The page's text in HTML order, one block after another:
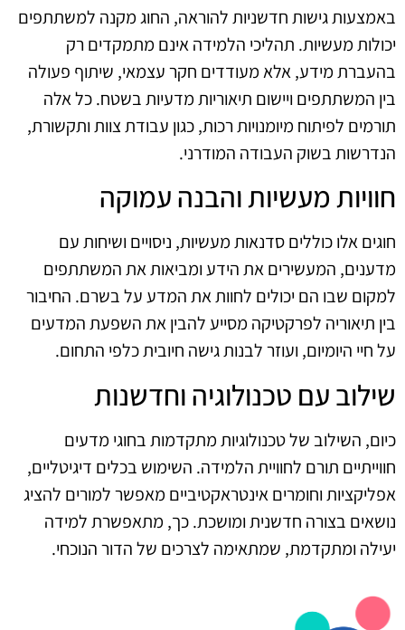
באמצעות גישות חדשניות להוראה, החוג מקנה למשתתפים
יכולות מעשיות. תהליכי הלמידה אינם מתמקדים רק
בהעברת מידע, אלא מעודדים חקר עצמאי, שיתוף פעולה
בין המשתתפים ויישום תיאוריות מדעיות בשטח. כל אלה
תורמים לפיתוח מיומנויות רכות, כגון עבודת צוות ותקשורת,
הנדרשות בשוק העבודה המודרני.
חוויות מעשיות והבנה עמוקה
חוגים אלו כוללים סדנאות מעשיות, ניסויים ושיחות עם
מדענים, המעשירים את הידע ומביאות את המשתתפים
למקום שבו הם יכולים לחוות את המדע על בשרם. החיבור
בין תיאוריה לפרקטיקה מסייע להבין את השפעת המדעים
על חיי היומיום, ועוזר לבנות גישה חיובית כלפי התחום.
שילוב עם טכנולוגיה וחדשנות
כיום, השילוב של טכנולוגיות מתקדמות בחוגי מדעים
חווייתיים תורם לחוויית הלמידה. השימוש בכלים דיגיטליים,
אפליקציות וחומרים אינטראקטיביים מאפשר למורים להציג
נושאים בצורה חדשנית ומושכת. כך, מתאפשרת למידה
יעילה ומתקדמת, שמתאימה לצרכים של הדור הנוכחי.